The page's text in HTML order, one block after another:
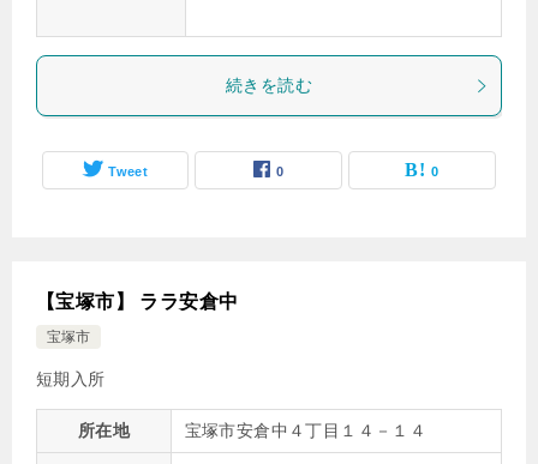
続きを読む
Tweet 0 0
【宝塚市】 ララ安倉中
宝塚市
短期入所
所在地 宝塚市安倉中４丁目１４－１４